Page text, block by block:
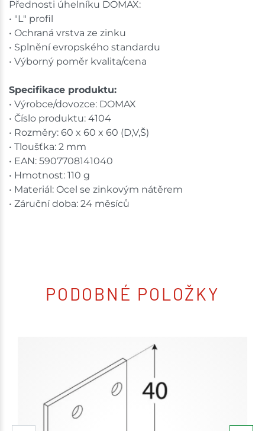
Přednosti úhelníku DOMAX:
• "L" profil
• Ochraná vrstva ze zinku
• Splnění evropského standardu
• Výborný poměr kvalita/cena
Specifikace produktu:
• Výrobce/dovozce: DOMAX
• Číslo produktu: 4104
• Rozměry: 60 x 60 x 60 (D,V,Š)
• Tloušťka: 2 mm
• EAN: 5907708141040
• Hmotnost: 110 g
• Materiál: Ocel se zinkovým nátěrem
• Záruční doba: 24 měsíců
PODOBNÉ POLOŽKY